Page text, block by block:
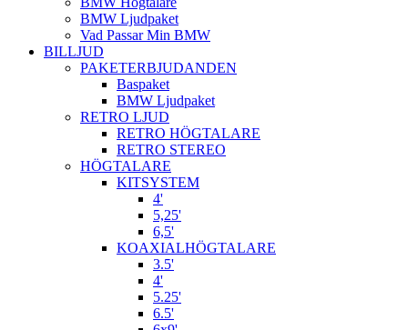
BMW Ljudpaket
Vad Passar Min BMW
BILLJUD
PAKETERBJUDANDEN
Baspaket
BMW Ljudpaket
RETRO LJUD
RETRO HÖGTALARE
RETRO STEREO
HÖGTALARE
KITSYSTEM
4'
5,25'
6,5'
KOAXIALHÖGTALARE
3.5'
4'
5.25'
6.5'